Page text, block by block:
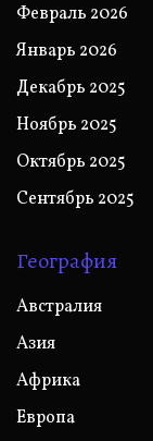
Февраль 2026
Январь 2026
Декабрь 2025
Ноябрь 2025
Октябрь 2025
Сентябрь 2025
География
Австралия
Азия
Африка
Европа